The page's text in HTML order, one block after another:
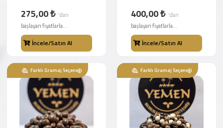
275,00 ₺ 'dan
başlayan fiyatlarla...
İncele/Satın Al
400,00 ₺ 'dan
başlayan fiyatlarla...
İncele/Satın Al
Farklı Gramaj Seçeneği Farklı Gramaj Seçeneği